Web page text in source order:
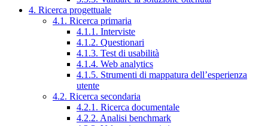
4. Ricerca progettuale
4.1. Ricerca primaria
4.1.1. Interviste
4.1.2. Questionari
4.1.3. Test di usabilità
4.1.4. Web analytics
4.1.5. Strumenti di mappatura dell’esperienza
utente
4.2. Ricerca secondaria
4.2.1. Ricerca documentale
4.2.2. Analisi benchmark